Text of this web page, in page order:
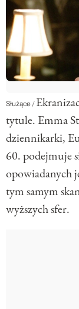
Służące/
tytule. Emma
dziennikarki,
60. podejmuje
opowiadanych
tym samym
wyższych sfer.